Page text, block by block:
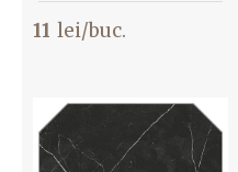
11 lei/buc.